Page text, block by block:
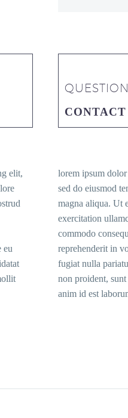
CONTACT
elit,
eu
lorem ipsum
sed do eiusmod
magna aliqua. Ut
exercitation
commodo
reprehenderit in
fugiat nulla
non proident,
anim id est